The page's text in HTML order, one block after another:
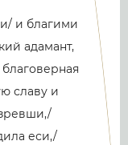
и благими
адамант,
славу и
еси,/